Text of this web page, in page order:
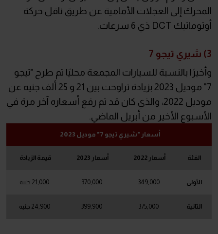
المحرك إلى العجلات الأمامية عن طريق ناقل حركة
أوتوماتيك DCT ذي 6 سرعات.
3) شيري تيجو 7
وأخيرًا بالنسبة للسيارات المجمعة محليًا تم طرح "تيجو
7" موديل 2023 بزيادة تراوحت بين 21 و 25 ألف جنيه عن
موديل 2022، والذي كان قد تم رفع أسعاره آخر مرة في
الأسبوع الأخير من أبريل الماضي.
أسعار "شيري تيجو 7" موديل 2023
الفئة أسعار 2022 أسعار 2023 قيمة الزيادة
الأولى 349,000
370,000
الثانية 24,900 جنيه